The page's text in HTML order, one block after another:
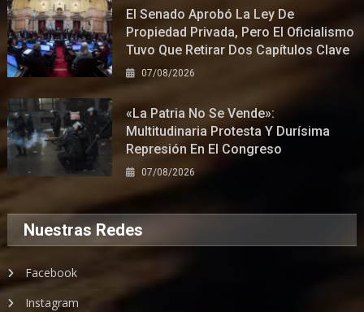
El Senado Aprobó La Ley De
Propiedad Privada, Pero El Oficialismo
Tuvo Que Retirar Dos Capítulos Clave
07/08/2026
«La Patria No Se Vende»:
Multitudinaria Protesta Y Durísima
Represión En El Congreso
07/08/2026
Nuestras Redes
Facebook
Instagram